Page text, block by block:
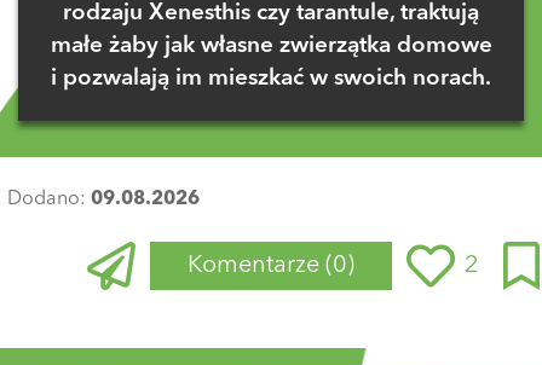
rodzaju Xenesthis czy tarantule, traktują
małe żaby jak własne zwierzątka domowe
i pozwalają im mieszkać w swoich norach.
Dodano: 09.08.2026
Komentarze (0) 2